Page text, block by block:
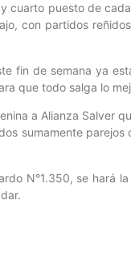
cuarto puesto de
con partidos
fin de semana ya
que todo salga lo
a Alianza Salver
sumamente parejos
N°1.350, se hará